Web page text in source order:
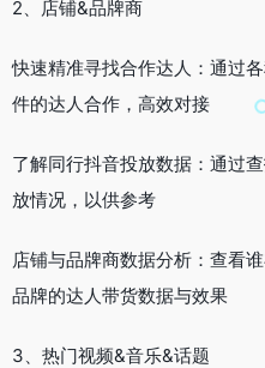
2、店铺&品牌商
快速精准寻找合作达人：通过
件的达人合作，高效对接
了解同行抖音投放数据：通过
放情况，以供参考
店铺与品牌商数据分析：查看
品牌的达人带货数据与效果
3、热门视频&音乐&话题